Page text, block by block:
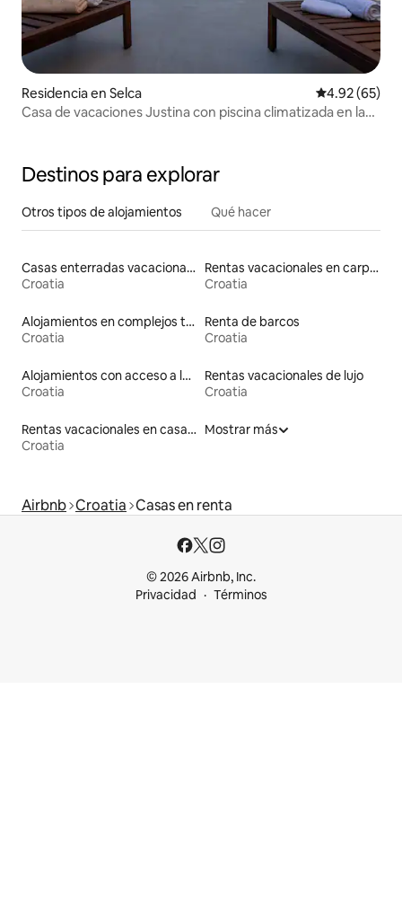
Residencia en Selca Calificación
4.92 (65)
Casa de vacaciones Justina con piscina climatizada en la
Destinos para explorar
Otros tipos de alojamientos Qué hacer
Casas enterradas vacacionales
Croatia
Rentas vacacionales en carpas
Croatia
Alojamientos en complejos turísticos
Croatia
Renta de barcos
Croatia
Alojamientos con acceso a la playa
Croatia
Rentas vacacionales de lujo
Croatia
Rentas vacacionales en casas de huéspedes
Croatia
Mostrar más
Airbnb Croatia Casas en renta
© 2026 Airbnb, Inc.
Privacidad
Términos